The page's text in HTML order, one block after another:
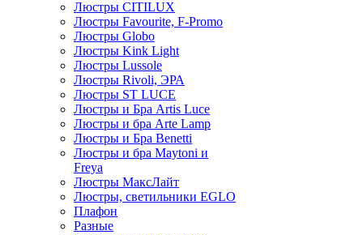
Люстры CITILUX
Люстры Favourite, F-Promo
Люстры Globo
Люстры Kink Light
Люстры Lussole
Люстры Rivoli, ЭРА
Люстры ST LUCE
Люстры и Бра Artis Luce
Люстры и бра Arte Lamp
Люстры и Бра Benetti
Люстры и бра Maytoni и
Freya
Люстры МаксЛайт
Люстры, светильники EGLO
Плафон
Разные